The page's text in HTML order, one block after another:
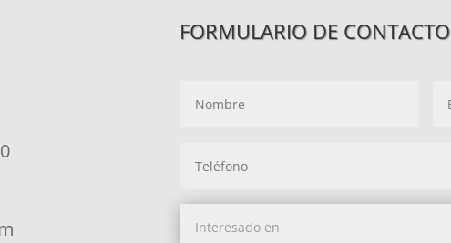
FORMULARIO DE CONTACTO